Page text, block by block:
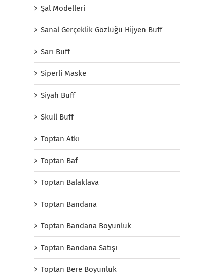
Şal Modelleri
Sanal Gerçeklik Gözlüğü Hijyen Buff
Sarı Buff
Siperli Maske
Siyah Buff
Skull Buff
Toptan Atkı
Toptan Baf
Toptan Balaklava
Toptan Bandana
Toptan Bandana Boyunluk
Toptan Bandana Satışı
Toptan Bere Boyunluk